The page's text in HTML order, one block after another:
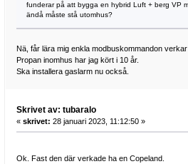
funderar på att bygga en hybrid Luft + berg VP
ändå måste stå utomhus?
Nä, får lära mig enkla modbuskommandon verkar
Propan inomhus har jag kört i 10 år.
Ska installera gaslarm nu också.
Skrivet av: tubaralo
« skrivet: 28 januari 2023, 11:12:50 »
Ok. Fast den där verkade ha en Copeland.